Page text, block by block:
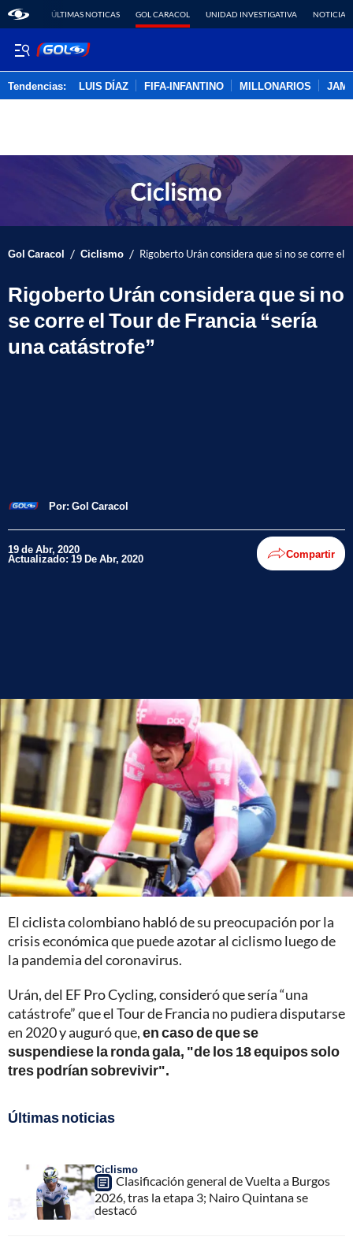
ÚLTIMAS NOTICAS GOL CARACOL UNIDAD INVESTIGATIVA NOTICIAS
Tendencias: LUIS DÍAZ FIFA-INFANTINO MILLONARIOS
Gol Caracol / Ciclismo / Rigoberto Urán considera que si no se corre el
Rigoberto Urán considera que si no
se corre el Tour de Francia “sería
una catástrofe”
Por: Gol Caracol
19 de Abr, 2020
Actualizado: 19 De Abr, 2020 Compartir
El ciclista colombiano habló de su preocupación por la
crisis económica que puede azotar al ciclismo luego de
la pandemia del coronavirus.
Urán, del EF Pro Cycling, consideró que sería “una
catástrofe” que el Tour de Francia no pudiera disputarse
en 2020 y auguró que,en caso de que se
suspendiese la ronda gala, "de los 18 equipos solo
tres podrían sobrevivir".
Últimas noticias
Ciclismo
Clasificación general de Vuelta a Burgos
2026, tras la etapa 3; Nairo Quintana se
destacó